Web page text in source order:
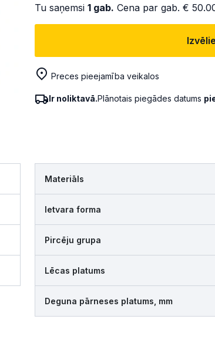
Tu saņemsi 1 gab. Cena par gab. €
Preces pieejamība veikalos
Ir noliktavā.Plānotais piegādes datums
Materiāls
Ietvara forma
Pircēju grupa
Lēcas platums
Deguna pārneses platums, mm